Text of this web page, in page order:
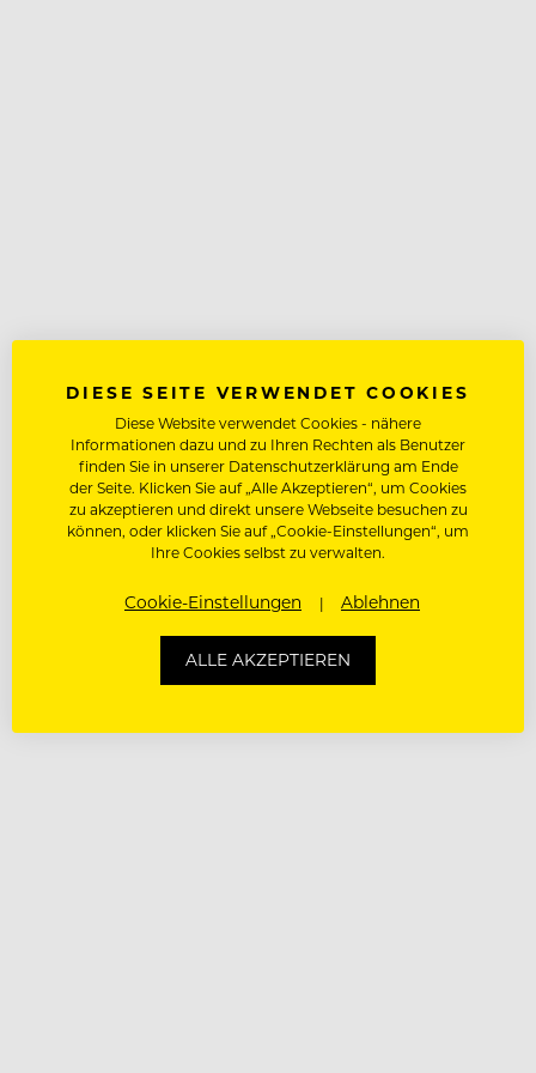
DIESE SEITE VERWENDET COOKIES
Diese Website verwendet Cookies - nähere
Informationen dazu und zu Ihren Rechten als Benutzer
finden Sie in unserer Datenschutzerklärung am Ende
der Seite. Klicken Sie auf „Alle Akzeptieren“, um Cookies
zu akzeptieren und direkt unsere Webseite besuchen zu
können, oder klicken Sie auf „Cookie-Einstellungen“, um
Ihre Cookies selbst zu verwalten.
Cookie-Einstellungen Ablehnen
ALLE AKZEPTIEREN